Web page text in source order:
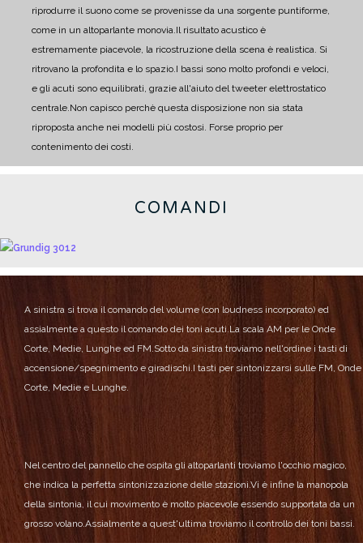
riprodurre il suono come se provenisse da una sorgente puntiforme,
come in un altoparlante monovia.Il risultato acustico è
estremamente piacevole, la ricostruzione della scena è realistica. Si
ritrovano la profondita e lo spazio.I bassi sono molto profondi e veloci,
e gli acuti sono equilibrati, grazie all'aiuto del tweeter elettrostatico
centrale.Non capisco perchè questa disposizione non sia stata
riproposta anche nei modelli più costosi. Forse proprio per
contenimento dei costi.
COMANDI
A sinistra si trova il comando del volume (con loudness incorporato) ed
assialmente a questo il comando dei toni acuti.La scala AM per le Onde
Corte, Medie, Lunghe ed FM.Sotto da sinistra troviamo nell'ordine i tasti di
accensione/spegnimento e giradischi.I tasti per sintonizzarsi sulle FM, Onde
Corte, Medie e Lunghe.
Nel centro del pannello che ospita gli altoparlanti troviamo l'occhio magico,
che indica la perfetta sintonizzazione delle stazioni.Vi è infine la manopola
della sintonia, il cui movimento è molto piacevole essendo supportata da un
grosso volano.Assialmente a quest'ultima troviamo il controllo dei toni bassi.